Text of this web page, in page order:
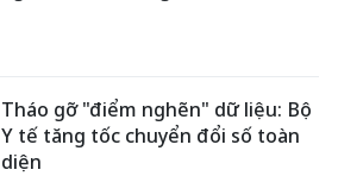
Tháo gỡ "điểm nghẽn" dữ liệu: Bộ
Y tế tăng tốc chuyển đổi số toàn
diện